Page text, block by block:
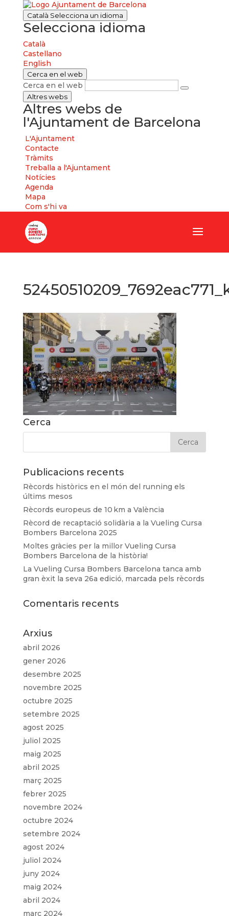
Català Selecciona un idioma
Selecciona idioma
Català
Castellano
English
Cerca en el web
Cerca en el web
Altres webs
Altres webs de
l'Ajuntament de Barcelona
L'Ajuntament
Contacte
Tràmits
Treballa a l'Ajuntament
Notícies
Agenda
Mapa
Com s'hi va
Cerca
Publicacions recents
Rècords històrics en el món del running els
últims mesos
Rècords europeus de 10 km a València
Rècord de recaptació solidària a la Vueling Cursa
Bombers Barcelona 2025
Moltes gràcies per la millor Vueling Cursa
Bombers Barcelona de la història!
La Vueling Cursa Bombers Barcelona tanca amb
gran èxit la seva 26a edició, marcada pels rècords
Comentaris recents
Arxius
abril 2026
gener 2026
desembre 2025
novembre 2025
octubre 2025
setembre 2025
agost 2025
juliol 2025
maig 2025
abril 2025
març 2025
febrer 2025
novembre 2024
octubre 2024
setembre 2024
agost 2024
juliol 2024
juny 2024
maig 2024
abril 2024
març 2024